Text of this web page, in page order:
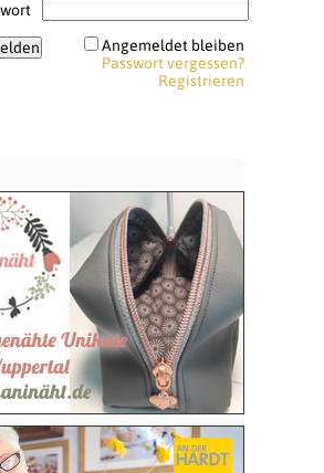
Angemeldet bleiben
Passwort vergessen?
Registrieren